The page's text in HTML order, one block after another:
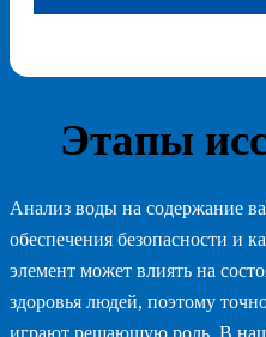
Этапы
Анализ воды на содержание
обеспечения безопасности и
элемент может влиять на
здоровья людей, поэтому
играют решающую роль. В